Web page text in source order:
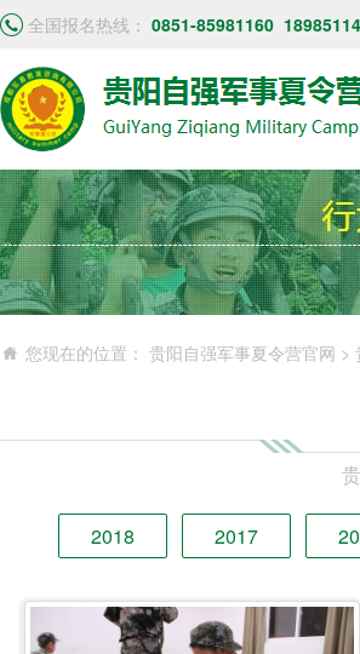
全国报名热线： 0851-85981160
您现在的位置： 贵阳自强军事夏令营官网 >
2018 2017